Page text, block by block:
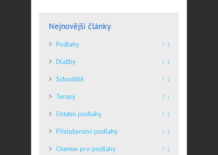
Nejnovější články
Podlahy
↑ ↓
Dlažby
↑ ↓
Schodiště
↑ ↓
Terasy
↑ ↓
Ostatní podlahy
↑ ↓
Příslušenství podlahy
↑ ↓
Chemie pro podlahy
↑ ↓